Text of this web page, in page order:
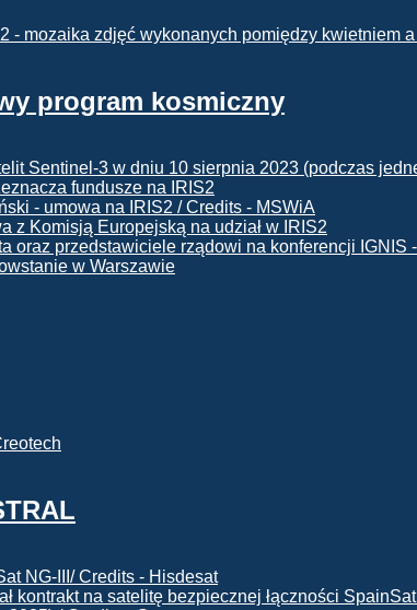
program kosmiczny
fundusze na IRIS2
z Komisją Europejską na udział w IRIS2
w Warszawie
kontrakt na satelitę bezpiecznej łączności SpainSat